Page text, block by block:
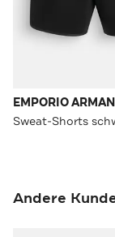
EMPORIO
Sweat-Shorts
Andere